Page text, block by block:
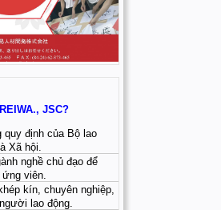
JSC?
quy định của Bộ lao
Xã hội.
nghề chủ đạo để
viên.
kín, chuyên nghiệp,
lao động.